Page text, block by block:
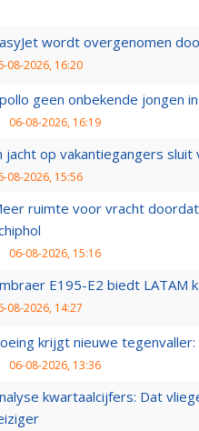
wordt overgenomen
08-2026, 16:20
geen onbekende jongen
06-08-2026, 16:19
jacht op vakantiegangers sluit
08-2026, 15:56
ruimte voor vracht
06-08-2026, 15:16
E195-E2 biedt LATAM
08-2026, 14:27
krijgt nieuwe
06-08-2026, 13:36
kwartaalcijfers: Dat